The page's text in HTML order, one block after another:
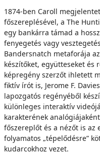
1874-ben Caroll
főszereplésével, a The
egy bankárra támad a
fenyegetés vagy
Bandersnatch metaforája
készítőket, együtteseket és
képregény szerzőt ihletett
fiktív írót is, Jerome F.
lapozgatós regényéből
különleges interaktív
karakterének
főszereplőt és a nézőt is az
folyamatos „tépelődésre”
kudarcokhoz vezet.